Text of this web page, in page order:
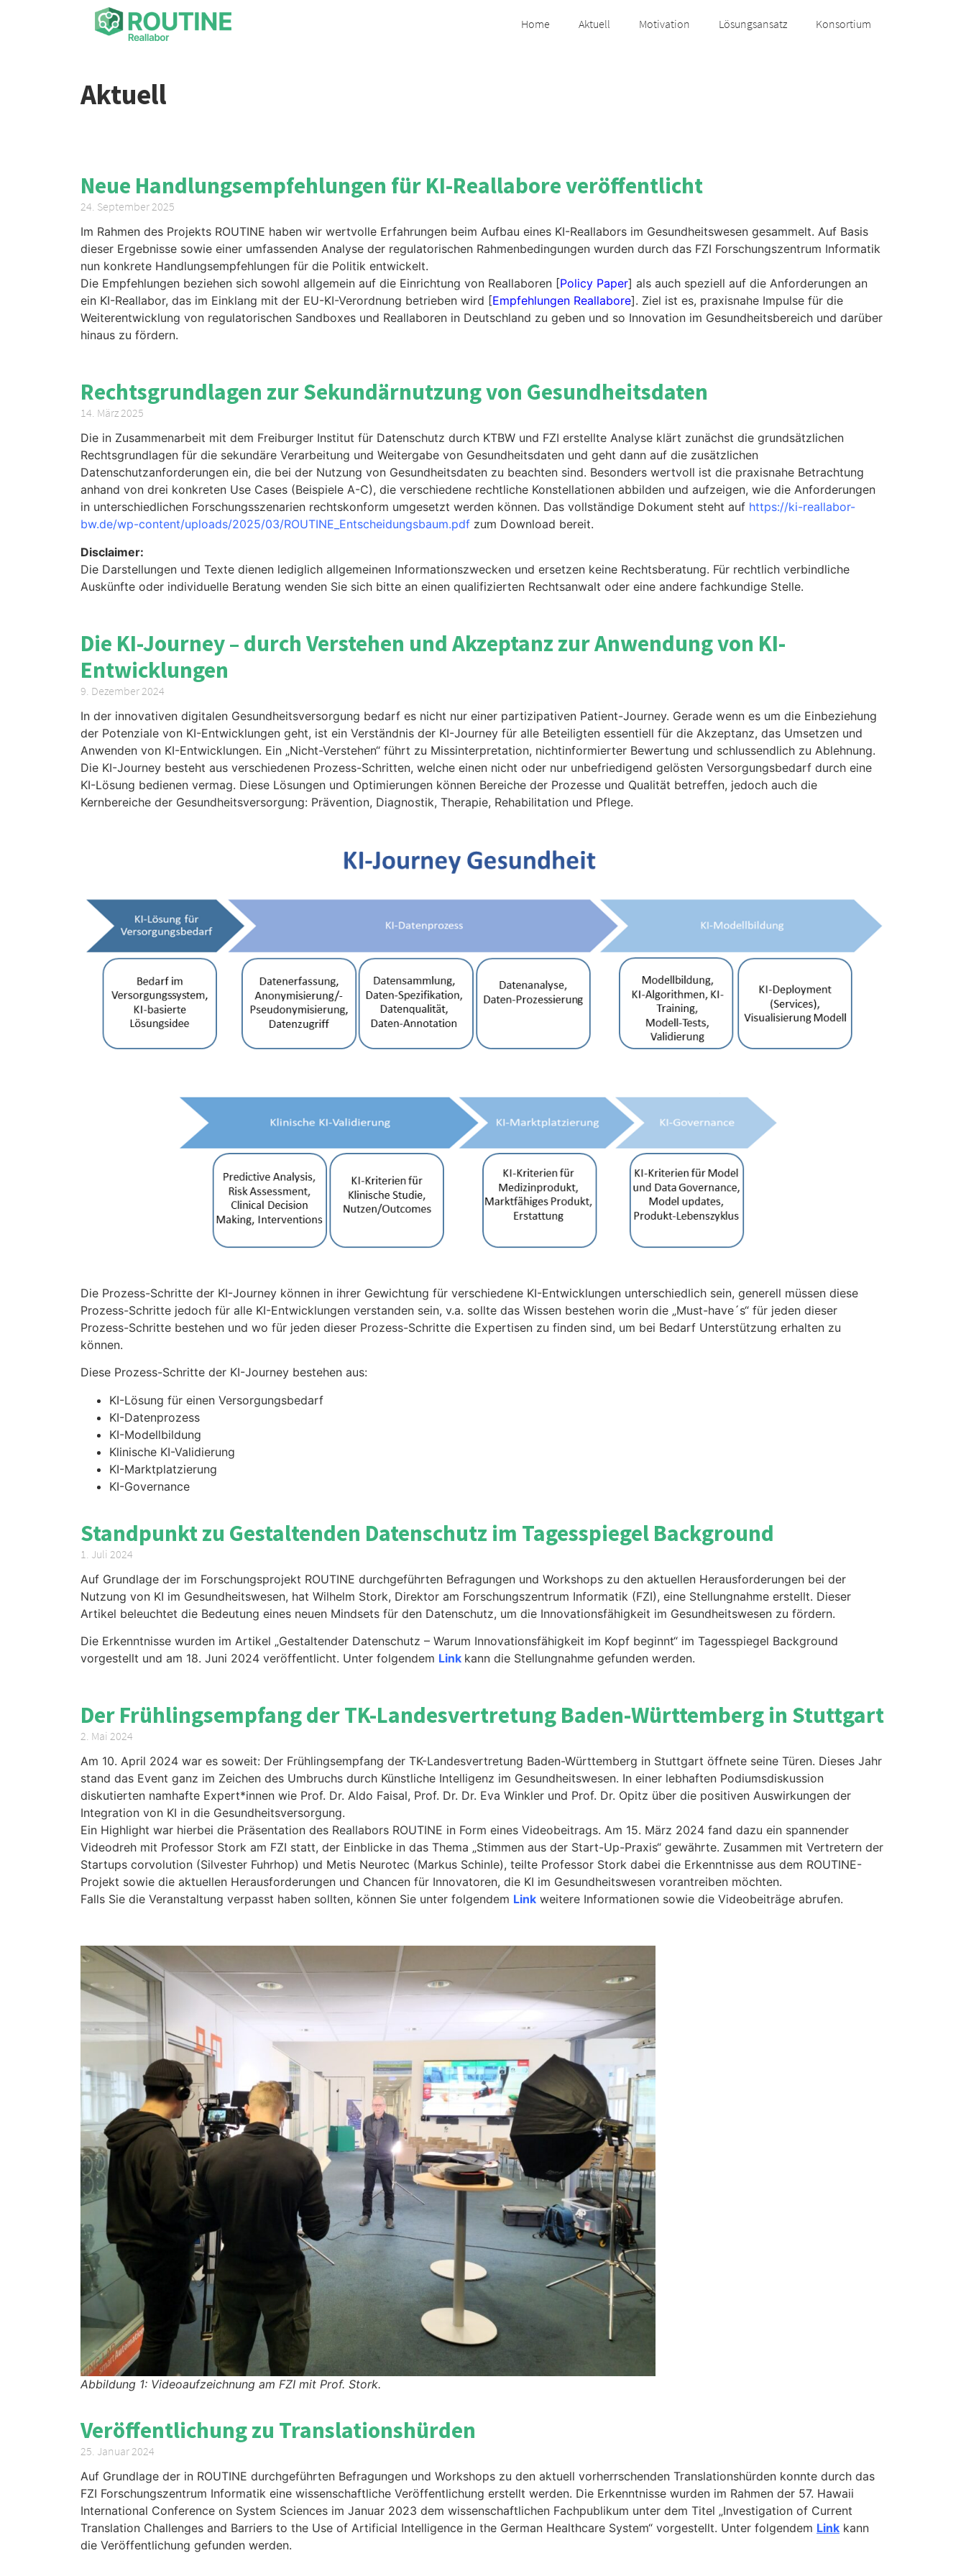
Home Aktuell Motivation Lösungsansatz Konsortium
Aktuell
Neue Handlungsempfehlungen für KI-Reallabore veröffentlicht
24. September 2025
Im Rahmen des Projekts ROUTINE haben wir wertvolle Erfahrungen beim Aufbau eines KI-Reallabors im Gesundheitswesen gesammelt. Auf Basis
dieser Ergebnisse sowie einer umfassenden Analyse der regulatorischen Rahmenbedingungen wurden durch das FZI Forschungszentrum Informatik
nun konkrete Handlungsempfehlungen für die Politik entwickelt.
Die Empfehlungen beziehen sich sowohl allgemein auf die Einrichtung von Reallaboren [Policy Paper] als auch speziell auf die Anforderungen an
ein KI-Reallabor, das im Einklang mit der EU-KI-Verordnung betrieben wird [Empfehlungen Reallabore]. Ziel ist es, praxisnahe Impulse für die
Weiterentwicklung von regulatorischen Sandboxes und Reallaboren in Deutschland zu geben und so Innovation im Gesundheitsbereich und darüber
hinaus zu fördern.
Rechtsgrundlagen zur Sekundärnutzung von Gesundheitsdaten
14. März 2025
Die in Zusammenarbeit mit dem Freiburger Institut für Datenschutz durch KTBW und FZI erstellte Analyse klärt zunächst die grundsätzlichen
Rechtsgrundlagen für die sekundäre Verarbeitung und Weitergabe von Gesundheitsdaten und geht dann auf die zusätzlichen
Datenschutzanforderungen ein, die bei der Nutzung von Gesundheitsdaten zu beachten sind. Besonders wertvoll ist die praxisnahe Betrachtung
anhand von drei konkreten Use Cases (Beispiele A-C), die verschiedene rechtliche Konstellationen abbilden und aufzeigen, wie die Anforderungen
in unterschiedlichen Forschungsszenarien rechtskonform umgesetzt werden können. Das vollständige Dokument steht auf https://ki-reallabor-
bw.de/wp-content/uploads/2025/03/ROUTINE_Entscheidungsbaum.pdf zum Download bereit.
Disclaimer:
Die Darstellungen und Texte dienen lediglich allgemeinen Informationszwecken und ersetzen keine Rechtsberatung. Für rechtlich verbindliche
Auskünfte oder individuelle Beratung wenden Sie sich bitte an einen qualifizierten Rechtsanwalt oder eine andere fachkundige Stelle.
Die KI-Journey – durch Verstehen und Akzeptanz zur Anwendung von KI-
Entwicklungen
9. Dezember 2024
In der innovativen digitalen Gesundheitsversorgung bedarf es nicht nur einer partizipativen Patient-Journey. Gerade wenn es um die Einbeziehung
der Potenziale von KI-Entwicklungen geht, ist ein Verständnis der KI-Journey für alle Beteiligten essentiell für die Akzeptanz, das Umsetzen und
Anwenden von KI-Entwicklungen. Ein „Nicht-Verstehen“ führt zu Missinterpretation, nichtinformierter Bewertung und schlussendlich zu Ablehnung.
Die KI-Journey besteht aus verschiedenen Prozess-Schritten, welche einen nicht oder nur unbefriedigend gelösten Versorgungsbedarf durch eine
KI-Lösung bedienen vermag. Diese Lösungen und Optimierungen können Bereiche der Prozesse und Qualität betreffen, jedoch auch die
Kernbereiche der Gesundheitsversorgung: Prävention, Diagnostik, Therapie, Rehabilitation und Pflege.
Die Prozess-Schritte der KI-Journey können in ihrer Gewichtung für verschiedene KI-Entwicklungen unterschiedlich sein, generell müssen diese
Prozess-Schritte jedoch für alle KI-Entwicklungen verstanden sein, v.a. sollte das Wissen bestehen worin die „Must-have´s“ für jeden dieser
Prozess-Schritte bestehen und wo für jeden dieser Prozess-Schritte die Expertisen zu finden sind, um bei Bedarf Unterstützung erhalten zu
können.
Diese Prozess-Schritte der KI-Journey bestehen aus:
KI-Lösung für einen Versorgungsbedarf
KI-Datenprozess
KI-Modellbildung
Klinische KI-Validierung
KI-Marktplatzierung
KI-Governance
Standpunkt zu Gestaltenden Datenschutz im Tagesspiegel Background
1. Juli 2024
Auf Grundlage der im Forschungsprojekt ROUTINE durchgeführten Befragungen und Workshops zu den aktuellen Herausforderungen bei der
Nutzung von KI im Gesundheitswesen, hat Wilhelm Stork, Direktor am Forschungszentrum Informatik (FZI), eine Stellungnahme erstellt. Dieser
Artikel beleuchtet die Bedeutung eines neuen Mindsets für den Datenschutz, um die Innovationsfähigkeit im Gesundheitswesen zu fördern.
Die Erkenntnisse wurden im Artikel „Gestaltender Datenschutz – Warum Innovationsfähigkeit im Kopf beginnt“ im Tagesspiegel Background
vorgestellt und am 18. Juni 2024 veröffentlicht. Unter folgendem Link kann die Stellungnahme gefunden werden.
Der Frühlingsempfang der TK-Landesvertretung Baden-Württemberg in Stuttgart
2. Mai 2024
Am 10. April 2024 war es soweit: Der Frühlingsempfang der TK-Landesvertretung Baden-Württemberg in Stuttgart öffnete seine Türen. Dieses Jahr
stand das Event ganz im Zeichen des Umbruchs durch Künstliche Intelligenz im Gesundheitswesen. In einer lebhaften Podiumsdiskussion
diskutierten namhafte Expert*innen wie Prof. Dr. Aldo Faisal, Prof. Dr. Dr. Eva Winkler und Prof. Dr. Opitz über die positiven Auswirkungen der
Integration von KI in die Gesundheitsversorgung.
Ein Highlight war hierbei die Präsentation des Reallabors ROUTINE in Form eines Videobeitrags. Am 15. März 2024 fand dazu ein spannender
Videodreh mit Professor Stork am FZI statt, der Einblicke in das Thema „Stimmen aus der Start-Up-Praxis“ gewährte. Zusammen mit Vertretern der
Startups corvolution (Silvester Fuhrhop) und Metis Neurotec (Markus Schinle), teilte Professor Stork dabei die Erkenntnisse aus dem ROUTINE-
Projekt sowie die aktuellen Herausforderungen und Chancen für Innovatoren, die KI im Gesundheitswesen vorantreiben möchten.
Falls Sie die Veranstaltung verpasst haben sollten, können Sie unter folgendem Link weitere Informationen sowie die Videobeiträge abrufen.
Abbildung 1: Videoaufzeichnung am FZI mit Prof. Stork.
Veröffentlichung zu Translationshürden
25. Januar 2024
Auf Grundlage der in ROUTINE durchgeführten Befragungen und Workshops zu den aktuell vorherrschenden Translationshürden konnte durch das
FZI Forschungszentrum Informatik eine wissenschaftliche Veröffentlichung erstellt werden. Die Erkenntnisse wurden im Rahmen der 57. Hawaii
International Conference on System Sciences im Januar 2023 dem wissenschaftlichen Fachpublikum unter dem Titel „Investigation of Current
Translation Challenges and Barriers to the Use of Artificial Intelligence in the German Healthcare System“ vorgestellt. Unter folgendem Link kann
die Veröffentlichung gefunden werden.